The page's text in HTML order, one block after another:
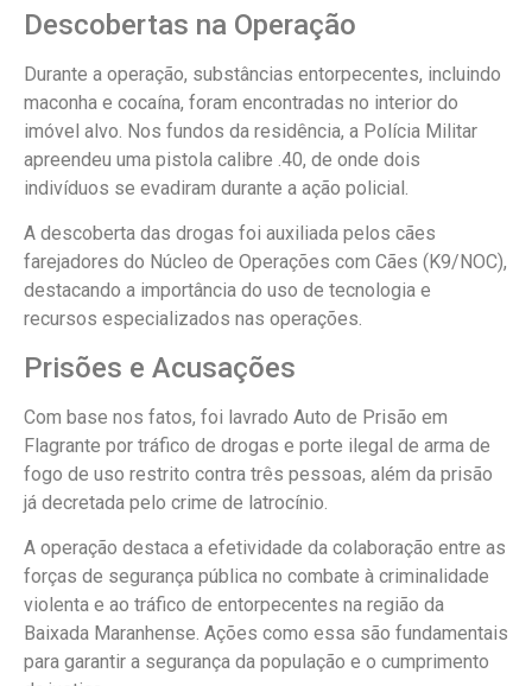
Descobertas na Operação
Durante a operação, substâncias entorpecentes, incluindo
maconha e cocaína, foram encontradas no interior do
imóvel alvo. Nos fundos da residência, a Polícia Militar
apreendeu uma pistola calibre .40, de onde dois
indivíduos se evadiram durante a ação policial.
A descoberta das drogas foi auxiliada pelos cães
farejadores do Núcleo de Operações com Cães (K9/NOC),
destacando a importância do uso de tecnologia e
recursos especializados nas operações.
Prisões e Acusações
Com base nos fatos, foi lavrado Auto de Prisão em
Flagrante por tráfico de drogas e porte ilegal de arma de
fogo de uso restrito contra três pessoas, além da prisão
já decretada pelo crime de latrocínio.
A operação destaca a efetividade da colaboração entre as
forças de segurança pública no combate à criminalidade
violenta e ao tráfico de entorpecentes na região da
Baixada Maranhense. Ações como essa são fundamentais
para garantir a segurança da população e o cumprimento